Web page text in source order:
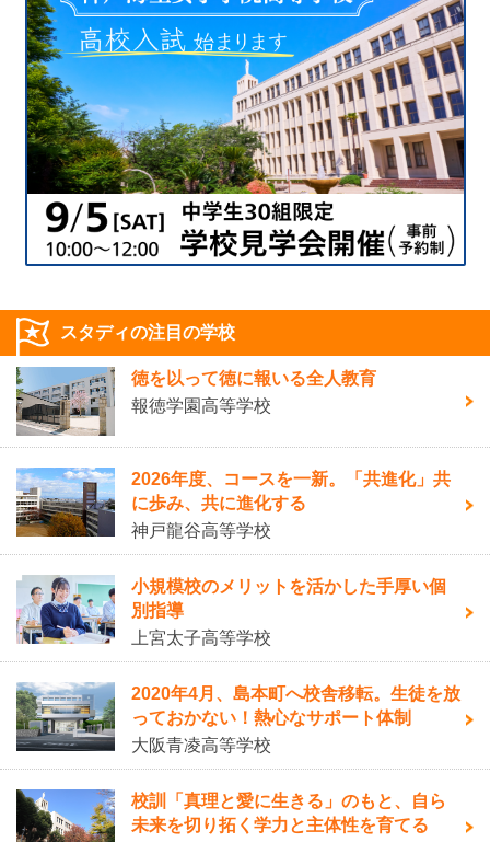
スタディの注目の学校
徳を以って徳に報いる全人教育
報徳学園高等学校
2026年度、コースを一新。「共進化」共
に歩み、共に進化する
神戸龍谷高等学校
小規模校のメリットを活かした手厚い個
別指導
上宮太子高等学校
2020年4月、島本町へ校舎移転。生徒を放
っておかない！熱心なサポート体制
大阪青凌高等学校
校訓「真理と愛に生きる」のもと、自ら
未来を切り拓く学力と主体性を育てる